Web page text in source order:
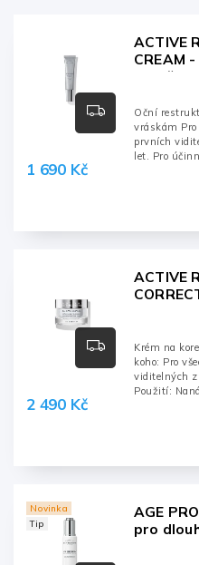
ACTIVE
CREAM
1 690 Kč
Oční
vráskám Pro
prvních
let. Pro
ACTIVE
korekci
2 490 Kč
Krém na
koho: Pro
viditelných
Použití:
Novinka
Tip
AGE
pro
pipeta s